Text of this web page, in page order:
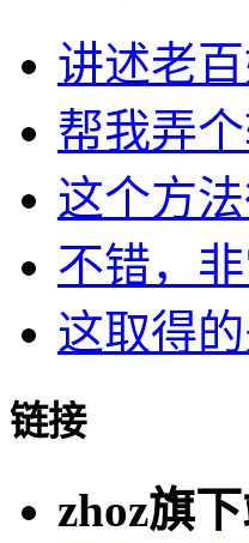
讲述老
帮我弄
这个方
不错，
这取得
链接
zhoz旗